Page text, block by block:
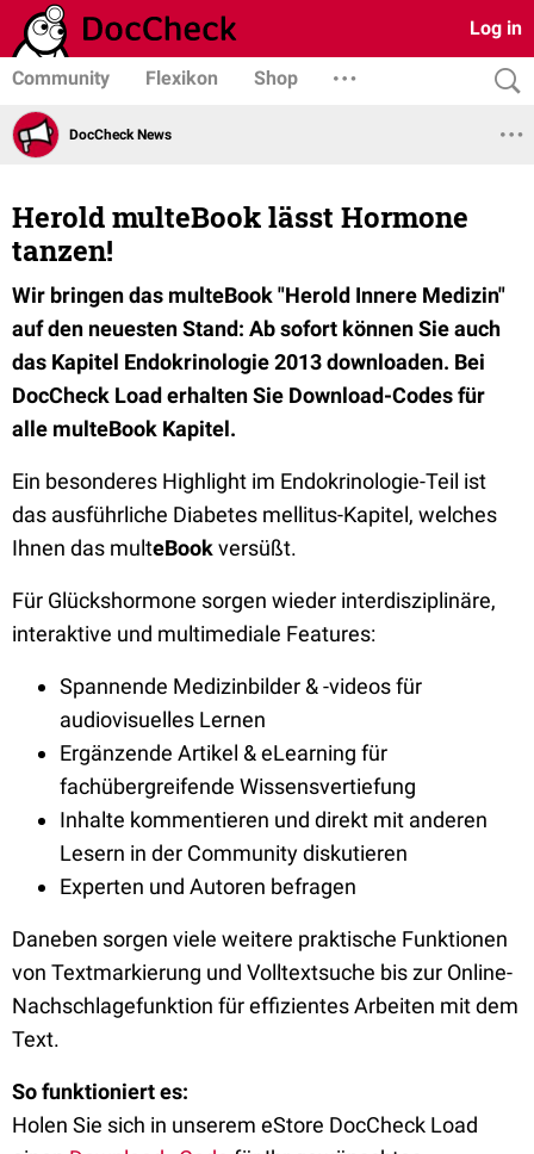
Log in
Community Flexikon Shop
DocCheck News
Herold multeBook lässt Hormone
tanzen!
Wir bringen das multeBook "Herold Innere Medizin"
auf den neuesten Stand: Ab sofort können Sie auch
das Kapitel Endokrinologie 2013 downloaden. Bei
DocCheck Load erhalten Sie Download-Codes für
alle multeBook Kapitel.
Ein besonderes Highlight im Endokrinologie-Teil ist
das ausführliche Diabetes mellitus-Kapitel, welches
Ihnen das multeBookversüßt.
Für Glückshormone sorgen wieder interdisziplinäre,
interaktive und multimediale Features:
Spannende Medizinbilder & -videos für
audiovisuelles Lernen
Ergänzende Artikel & eLearning für
fachübergreifende Wissensvertiefung
Inhalte kommentieren und direkt mit anderen
Lesern in der Community diskutieren
Experten und Autoren befragen
Daneben sorgen viele weitere praktische Funktionen
von Textmarkierung und Volltextsuche bis zur Online-
Nachschlagefunktion für effizientes Arbeiten mit dem
Text.
So funktioniert es:
Holen Sie sich in unserem eStore DocCheck Load